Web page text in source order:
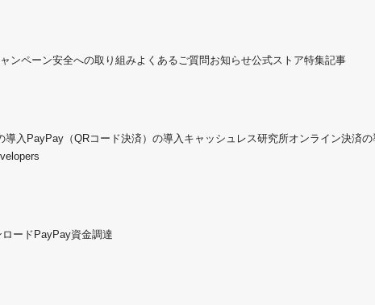
ンペーン安全への取り組みよくあるご質問お知らせ公式ストア特集記事
導入 PayPay（QRコード決済）の導入 キャッシュレス研究所オンライン決済の
ードPayPay資金調達